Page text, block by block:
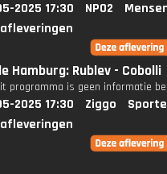
2025 17:30 NPO2
Hamburg: Rublev - Cobolli
programma is geen informatie
2025 17:30 Ziggo